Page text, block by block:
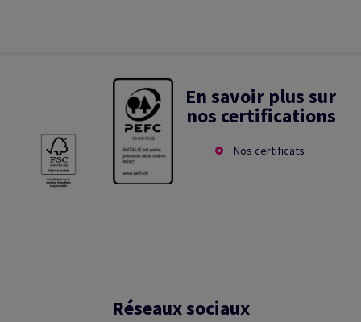
En savoir plus sur
nos certifications
Nos certificats
Réseaux sociaux